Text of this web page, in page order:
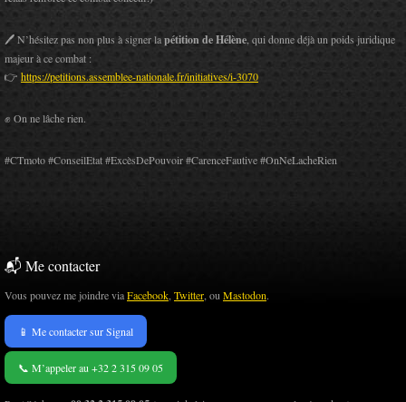
🖊️ N’hésitez pas non plus à signer lapétition de Hélène , qui donne déjà un poids juridique
majeur à ce combat :
👉 https://petitions.assemblee-nationale.fr/initiatives/i-3070
✊ On ne lâche rien.
#CTmoto #ConseilEtat #ExcèsDePouvoir #CarenceFautive #OnNeLacheRien
📬 Me contacter
Vous pouvez me joindre viaFacebook Twitter , ou Mastodon.
📱 Me contacter sur Signal
📞 M’appeler au +32 2 315 09 05